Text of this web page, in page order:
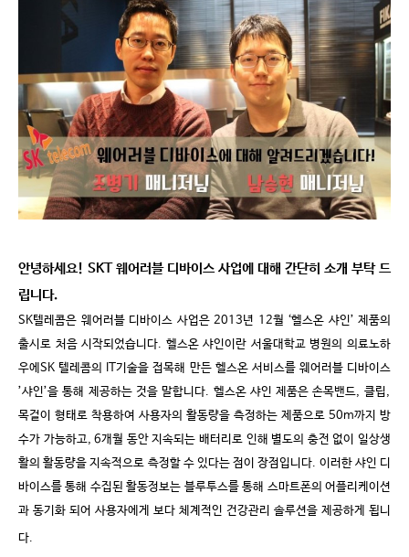
안녕하세요! SKT 웨어러블 디바이스 사업에 대해 간단히 소개 부탁 드
립니다.
SK텔레콤은 웨어러블 디바이스 사업은2013년 12월 ‘헬스온 샤인’ 제품의
출시로 처음 시작되었습니다. 헬스온 샤인이란 서울대학교 병원의 의료노하
우에 SK 텔레콤의 IT기술을 접목해 만든 헬스온 서비스를 웨어러블 디바이스
’샤인’을 통해 제공하는 것을 말합니다. 헬스온 샤인 제품은 손목밴드, 클립,
목걸이 형태로 착용하여 사용자의 활동량을 측정하는 제품으로 50m까지 방
수가 가능하고, 6개월 동안 지속되는 배터리로 인해 별도의 충전 없이 일상생
활의 활동량을 지속적으로 측정할 수 있다는 점이 장점입니다. 이러한 샤인 디
바이스를 통해 수집된 활동정보는 블루투스를 통해 스마트폰의 어플리케이션
과 동기화 되어 사용자에게 보다 체계적인 건강관리 솔루션을 제공하게 됩니
다.